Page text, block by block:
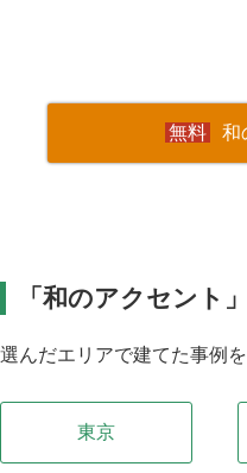
和
「和のアクセント
選んだエリアで建てた事例
東京